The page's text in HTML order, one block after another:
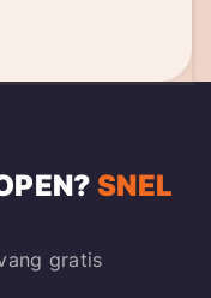
SNEL
gratis